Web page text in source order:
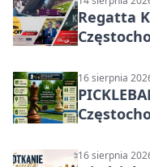
Regatta
16 sierpnia
16 sierpnia